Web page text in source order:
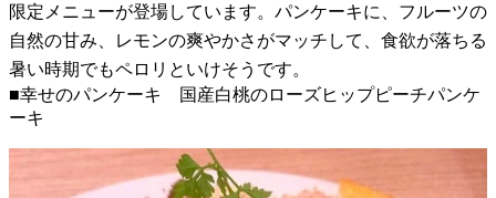
限定メニューが登場しています。パンケーキに、フルーツの
自然の甘み、レモンの爽やかさがマッチして、食欲が落ちる
暑い時期でもペロリといけそうです。
■幸せのパンケーキ 国産白桃のローズヒップピーチパンケ
ーキ